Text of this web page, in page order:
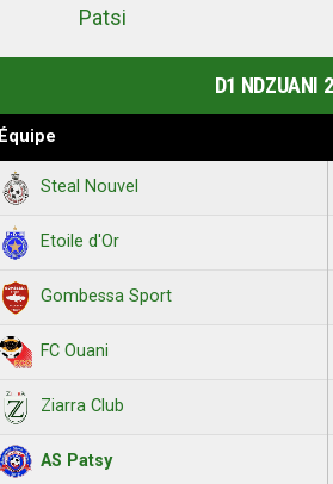
Patsi
D1 NDZUANI
Équipe
Steal Nouvel
Etoile d'Or
Gombessa Sport
FC Ouani
Ziarra Club
AS Patsy